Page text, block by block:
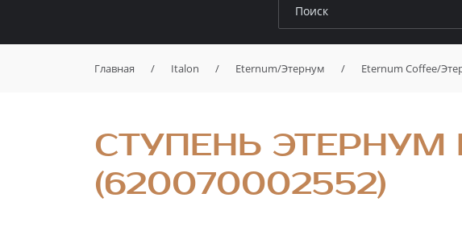
Главная / Italon / Eternum/Этернум / Eternum Coffee/
СТУПЕНЬ ЭТЕРНУМ
(620070002552)